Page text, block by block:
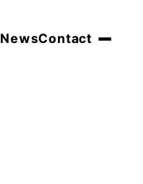
NewsContact